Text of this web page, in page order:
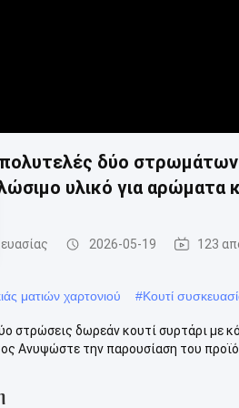
δύο
υλικό για αρώματα
2026-05-19 123
ματιών χαρτονιού #Κουτί
στρώσεις δωρεάν κουτί συρτάρι με
Ανυψώστε την παρουσίαση του